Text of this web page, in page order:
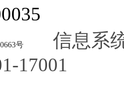
号
信息系
17001